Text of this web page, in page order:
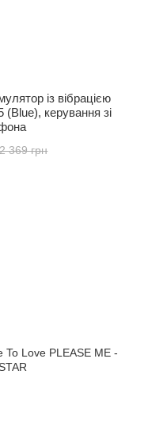
із вібрацією
керування зі
2 369 грн